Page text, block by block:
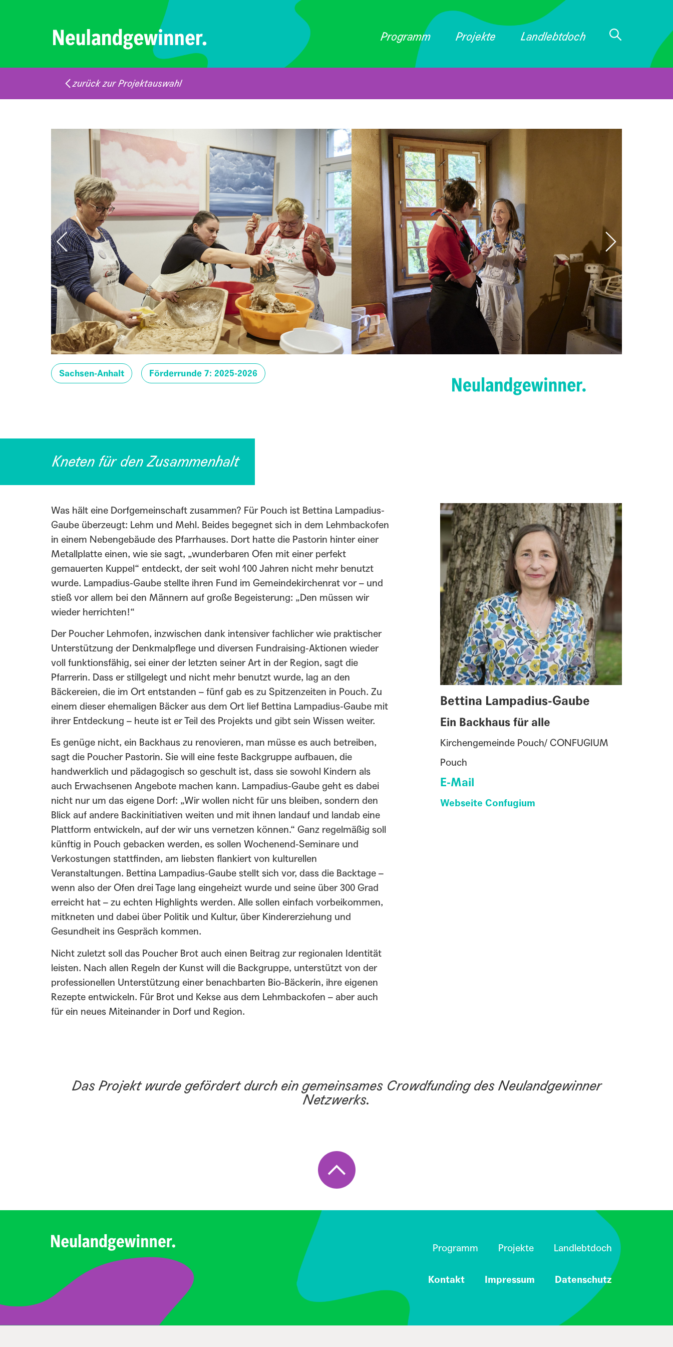
Programm Projekte Landlebtdoch
zurück zur Projektauswahl
Sachsen-Anhalt Förderrunde 7: 2025-2026
Kneten für den Zusammenhalt
Was hält eine Dorfgemeinschaft zusammen? Für Pouch ist Bettina Lampadius-
Gaube überzeugt: Lehm und Mehl. Beides begegnet sich in dem Lehmbackofen
in einem Nebengebäude des Pfarrhauses. Dort hatte die Pastorin hinter einer
Metallplatte einen, wie sie sagt, „wunderbaren Ofen mit einer perfekt
gemauerten Kuppel“ entdeckt, der seit wohl 100 Jahren nicht mehr benutzt
wurde. Lampadius-Gaube stellte ihren Fund im Gemeindekirchenrat vor – und
stieß vor allem bei den Männern auf große Begeisterung: „Den müssen wir
wieder herrichten!“
Der Poucher Lehmofen, inzwischen dank intensiver fachlicher wie praktischer
Unterstützung der Denkmalpflege und diversen Fundraising-Aktionen wieder
voll funktionsfähig, sei einer der letzten seiner Art in der Region, sagt die
Pfarrerin. Dass er stillgelegt und nicht mehr benutzt wurde, lag an den
Bäckereien, die im Ort entstanden – fünf gab es zu Spitzenzeiten in Pouch. Zu
einem dieser ehemaligen Bäcker aus dem Ort lief Bettina Lampadius-Gaube mit
ihrer Entdeckung – heute ist er Teil des Projekts und gibt sein Wissen weiter.
Es genüge nicht, ein Backhaus zu renovieren, man müsse es auch betreiben,
sagt die Poucher Pastorin. Sie will eine feste Backgruppe aufbauen, die
handwerklich und pädagogisch so geschult ist, dass sie sowohl Kindern als
auch Erwachsenen Angebote machen kann. Lampadius-Gaube geht es dabei
nicht nur um das eigene Dorf: „Wir wollen nicht für uns bleiben, sondern den
Blick auf andere Backinitiativen weiten und mit ihnen landauf und landab eine
Plattform entwickeln, auf der wir uns vernetzen können.“ Ganz regelmäßig soll
künftig in Pouch gebacken werden, es sollen Wochenend-Seminare und
Verkostungen stattfinden, am liebsten flankiert von kulturellen
Veranstaltungen. Bettina Lampadius-Gaube stellt sich vor, dass die Backtage –
wenn also der Ofen drei Tage lang eingeheizt wurde und seine über 300 Grad
erreicht hat – zu echten Highlights werden. Alle sollen einfach vorbeikommen,
mitkneten und dabei über Politik und Kultur, über Kindererziehung und
Gesundheit ins Gespräch kommen.
Nicht zuletzt soll das Poucher Brot auch einen Beitrag zur regionalen Identität
leisten. Nach allen Regeln der Kunst will die Backgruppe, unterstützt von der
professionellen Unterstützung einer benachbarten Bio-Bäckerin, ihre eigenen
Rezepte entwickeln. Für Brot und Kekse aus dem Lehmbackofen – aber auch
für ein neues Miteinander in Dorf und Region.
Bettina Lampadius-Gaube
Ein Backhaus für alle
Kirchengemeinde Pouch/ CONFUGIUM
Pouch
E-Mail
Webseite Confugium
Das Projekt wurde gefördert durch ein gemeinsames Crowdfunding des Neulandgewinner
Netzwerks.
Programm Projekte Landlebtdoch
Kontakt Impressum Datenschutz